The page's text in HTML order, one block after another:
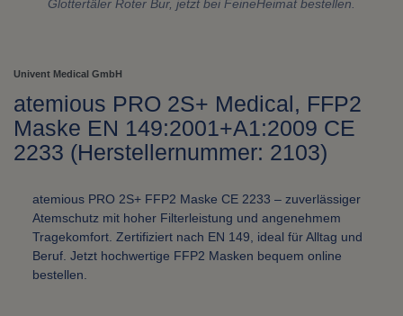
Glottertäler Roter Bur, jetzt bei FeineHeimat bestellen.
Univent Medical GmbH
atemious PRO 2S+ Medical, FFP2
Maske EN 149:2001+A1:2009 CE
2233 (Herstellernummer: 2103)
atemious PRO 2S+ FFP2 Maske CE 2233 – zuverlässiger
Atemschutz mit hoher Filterleistung und angenehmem
Tragekomfort. Zertifiziert nach EN 149, ideal für Alltag und
Beruf. Jetzt hochwertige FFP2 Masken bequem online
bestellen.